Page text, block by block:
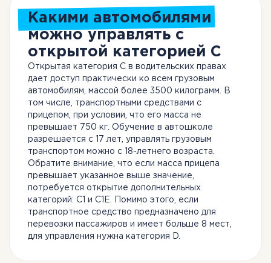
Какими автомобилями
можно управлять с
открытой категорией C
Открытая категория С в водительских правах
дает доступ практически ко всем грузовым
автомобилям, массой более 3500 килограмм. В
том числе, транспортными средствами с
прицепом, при условии, что его масса не
превышает 750 кг. Обучение в автошколе
разрешается с 17 лет, управлять грузовым
транспортом можно с 18-летнего возраста.
Обратите внимание, что если масса прицепа
превышает указанное выше значение,
потребуется открытие дополнительных
категорий: С1 и С1Е. Помимо этого, если
транспортное средство предназначено для
перевозки пассажиров и имеет больше 8 мест,
для управления нужна категория D.